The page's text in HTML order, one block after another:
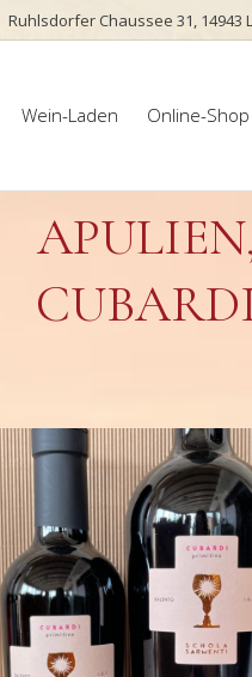
Ruhlsdorfer Chaussee 31, 14943
Wein-Laden Online-Shop